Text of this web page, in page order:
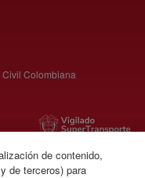
Colombiana
de contenido,
de terceros) para